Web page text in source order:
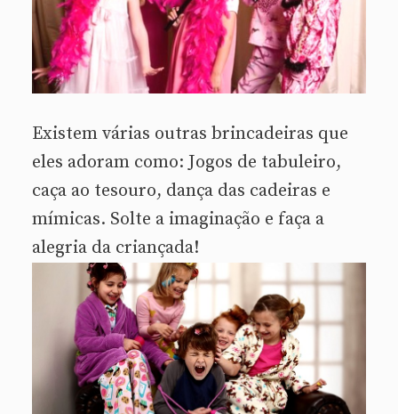
Existem várias outras brincadeiras que
eles adoram como: Jogos de tabuleiro,
caça ao tesouro, dança das cadeiras e
mímicas. Solte a imaginação e faça a
alegria da criançada!